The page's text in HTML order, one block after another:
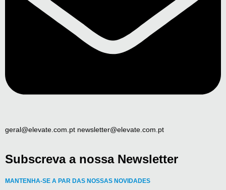
geral@elevate.com.pt newsletter@elevate.com.pt
Subscreva a nossa Newsletter
MANTENHA-SE A PAR DAS NOSSAS NOVIDADES